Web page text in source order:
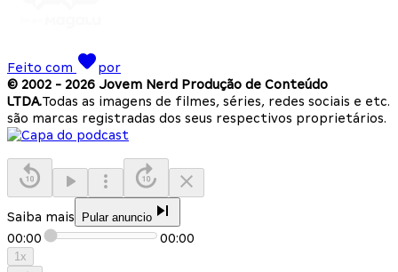
Feito com
por
© 2002 - 2026 Jovem Nerd Produção de Conteúdo
LTDA.Todas as imagens de filmes, séries, redes sociais e etc.
são marcas registradas dos seus respectivos proprietários.
Saiba mais Pular anuncio
00:00 00:00
1x